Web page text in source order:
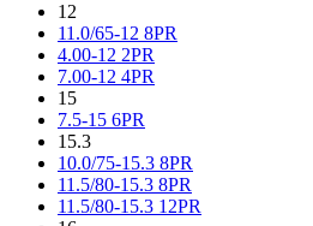
12
11.0/65-12 8PR
4.00-12 2PR
7.00-12 4PR
15
7.5-15 6PR
15.3
10.0/75-15.3 8PR
11.5/80-15.3 8PR
11.5/80-15.3 12PR